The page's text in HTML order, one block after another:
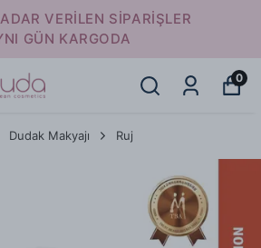
VERİLEN SİPARİŞLER
GÜN KARGODA
0
Dudak Makyajı Ruj